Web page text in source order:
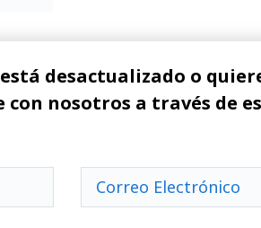
desactualizado o
nosotros a través de